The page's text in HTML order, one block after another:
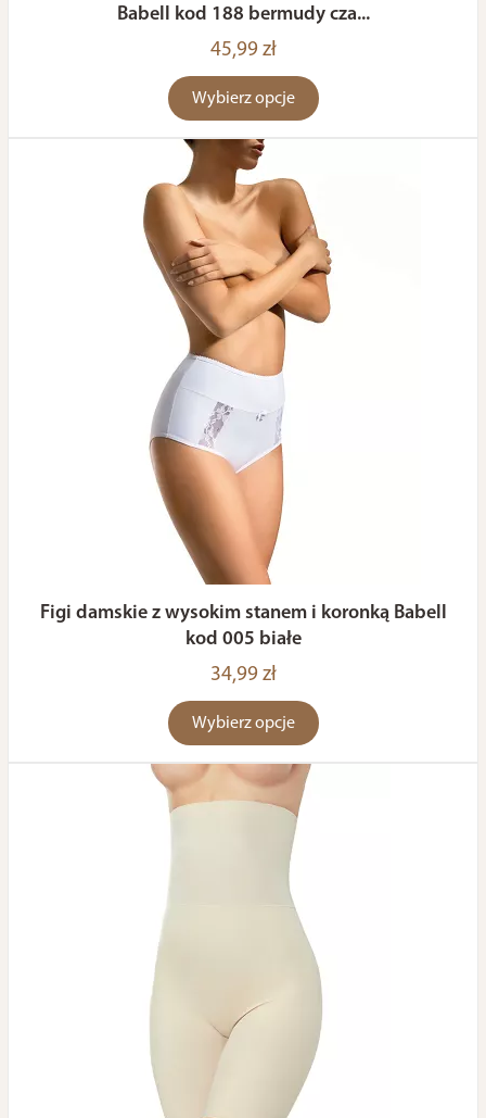
Babell kod 188 bermudy cza...
45,99 zł
Wybierz opcje
Figi damskie z wysokim stanem i koronką Babell
kod 005 białe
34,99 zł
Wybierz opcje